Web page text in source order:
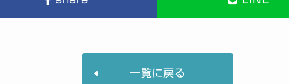
一覧に戻る